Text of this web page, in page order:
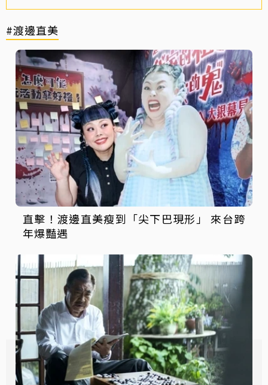
#渡邊直美
直擊！渡邊直美瘦到「尖下巴現形」 來台跨
年爆豔遇